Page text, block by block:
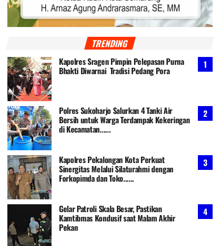
TRENDING
Kapolres Sragen Pimpin Pelepasan Purna
Bhakti Diwarnai Tradisi Pedang Pora
Polres Sukoharjo Salurkan 4 Tanki Air
Bersih untuk Warga Terdampak Kekeringan
di Kecamatan......
Kapolres Pekalongan Kota Perkuat
Sinergitas Melalui Silaturahmi dengan
Forkopimda dan Toko......
Gelar Patroli Skala Besar, Pastikan
Kamtibmas Kondusif saat Malam Akhir
Pekan